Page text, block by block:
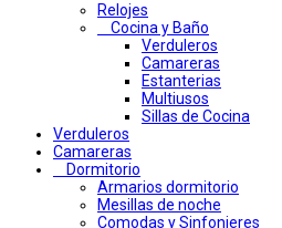
Relojes
Cocina y Baño
Verduleros
Camareras
Estanterias
Multiusos
Sillas de Cocina
Verduleros
Camareras
Dormitorio
Armarios dormitorio
Mesillas de noche
Comodas y Sinfonieres